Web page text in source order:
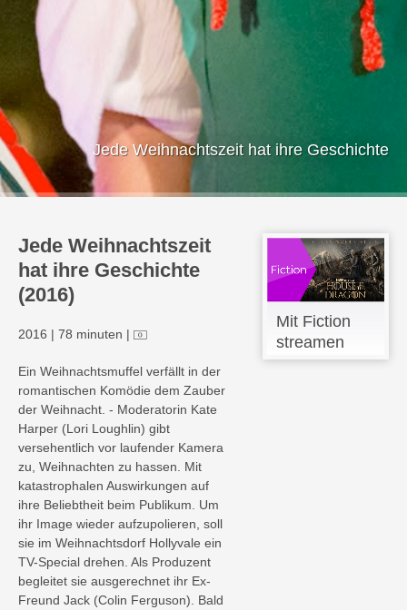
Jede Weihnachtszeit hat ihre Geschichte
Jede Weihnachtszeit
hat ihre Geschichte
(2016)
2016 | 78 minuten |
Ein Weihnachtsmuffel verfällt in der
romantischen Komödie dem Zauber
der Weihnacht. - Moderatorin Kate
Harper (Lori Loughlin) gibt
versehentlich vor laufender Kamera
zu, Weihnachten zu hassen. Mit
katastrophalen Auswirkungen auf
ihre Beliebtheit beim Publikum. Um
ihr Image wieder aufzupolieren, soll
sie im Weihnachtsdorf Hollyvale ein
TV-Special drehen. Als Produzent
begleitet sie ausgerechnet ihr Ex-
Freund Jack (Colin Ferguson). Bald
Mit Fiction
streamen